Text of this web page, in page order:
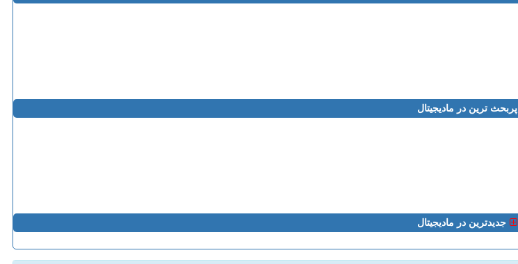
پربحث ترین در مادیجیتال
جدیدترین در مادیجیتال